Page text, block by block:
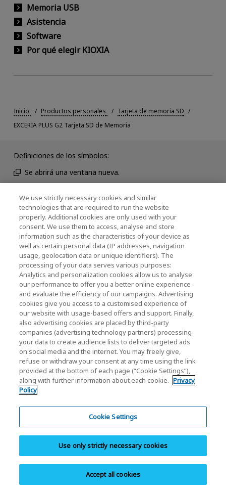
Memoria USB
Asistencia
Software
Por qué elegir KIOXIA
Inicio Productos personales
Tarjeta de memoria SD
EXCERIA PLUS G2 Tarjeta SD de Memoria
Definiciones de los símbolos:
Se abrirá una ventana nueva.
Se abrirá una ventana modal.
Noticias
Evento
Contacte con nosotros
KIOXIA Holdings Corporation (Relaciones
Corporativas / Inversionistas)
KIOXIA Holdings Corporation Home
Relación con inversores
Política de privacidad
Cookie Settings
Términos y condiciones
We use strictly necessary cookies and similar
technologies that are required to run the website
properly. Additional cookies are only used with your
consent. We use them to access, analyse and store
information such as the characteristics of your device as
well as certain personal data (IP addresses, navigation
usage, geolocation data or unique identifiers). The
processing of your data serves various purposes:
Analytics and personalization cookies allow us to analyse
our performance to offer you a better online experience
and evaluate the efficiency of our campaigns. Advertising
cookies give you access to a customised experience of
our website with usage-based offers and support. Finally,
also advertising cookies are placed by third-party
companies (advertising technology partners) processing
your data to create audience lists to deliver targeted ads
on social media and the internet. You may freely give,
refuse or withdraw your consent at any time using the link
provided at the bottom of each page (“Cookie Settings”),
along with further information about each cookie. Privacy
Policy
Cookie Settings
Use only strictly necessary cookies
Accept all cookies